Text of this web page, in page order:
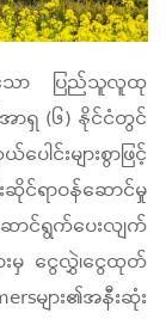
သော ပြည်သူလူထု
ာရှ (၆) နိုင်ငံတွင်
များစွာဖြင့်
င်ရာဝန်ဆောင်မှု
ာင်ရွက်ပေးလျက်
းမှ ငွေလွှဲ၊ငွေထုတ်
များ၏အနီးဆုံး